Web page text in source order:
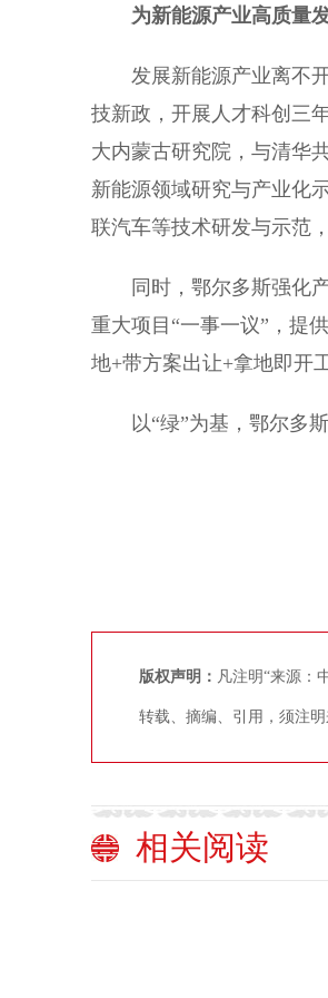
为新能源产业高质量
发展新能源产业离不开
技新政，开展人才科创三
大内蒙古研究院，与清华
新能源领域研究与产业化
联汽车等技术研发与示范
同时，鄂尔多斯强化产
重大项目“一事一议”，提
地+带方案出让+拿地即开
以“绿”为基，鄂尔多斯
版权声明： 凡注明“来源：
转载、摘编、引用，须注
相关阅读